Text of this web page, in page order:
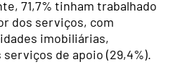
71,7% tinham trabalhado
dos serviços, com
imobiliárias,
de apoio (29,4%).